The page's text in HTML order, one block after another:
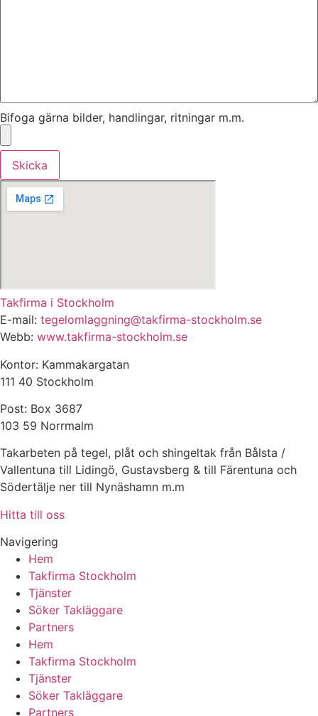
Bifoga gärna bilder, handlingar, ritningar m.m.
Skicka
Takfirma i Stockholm
E-mail: tegelomlaggning@takfirma-stockholm.se
Webb: www.takfirma-stockholm.se
Kontor: Kammakargatan
111 40 Stockholm
Post: Box 3687
103 59 Norrmalm
Takarbeten på tegel, plåt och shingeltak från Bålsta /
Vallentuna till Lidingö, Gustavsberg & till Färentuna och
Södertälje ner till Nynäshamn m.m
Hitta till oss
Navigering
Hem
Takfirma Stockholm
Tjänster
Söker Takläggare
Partners
Hem
Takfirma Stockholm
Tjänster
Söker Takläggare
Partners